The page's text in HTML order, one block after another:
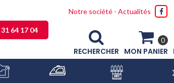
31 64 17 04
Notre société - Actualités
RECHERCHER
0
MON PANIER